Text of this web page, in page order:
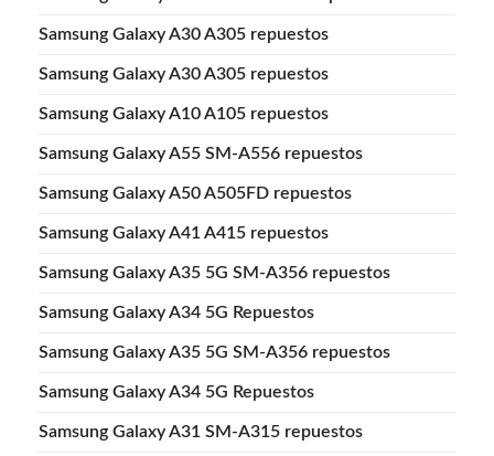
Samsung Galaxy A30 A305 repuestos
Samsung Galaxy A30 A305 repuestos
Samsung Galaxy A10 A105 repuestos
Samsung Galaxy A55 SM-A556 repuestos
Samsung Galaxy A50 A505FD repuestos
Samsung Galaxy A41 A415 repuestos
Samsung Galaxy A35 5G SM-A356 repuestos
Samsung Galaxy A34 5G Repuestos
Samsung Galaxy A35 5G SM-A356 repuestos
Samsung Galaxy A34 5G Repuestos
Samsung Galaxy A31 SM-A315 repuestos